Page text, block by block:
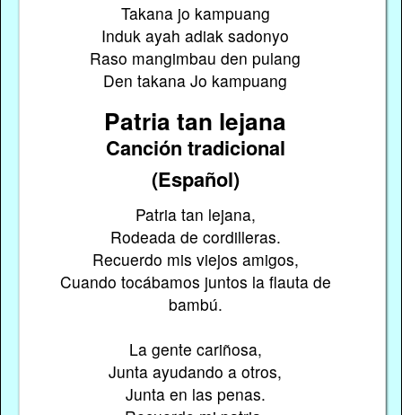
Takana jo kampuang
Induk ayah adiak sadonyo
Raso mangimbau den pulang
Den takana Jo kampuang
Patria tan lejana
Canción tradicional
(Español)
Patria tan lejana,
Rodeada de cordilleras.
Recuerdo mis viejos amigos,
Cuando tocábamos juntos la flauta de
bambú.
La gente cariñosa,
Junta ayudando a otros,
Junta en las penas.